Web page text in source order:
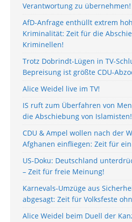
Verantwortung zu übernehmen!
AfD-Anfrage enthüllt extrem
Kriminalität: Zeit für die
Kriminellen!
Trotz Dobrindt-Lügen in TV-
Bepreisung ist größte CDU-
Alice Weidel live im TV!
IS ruft zum Überfahren von
die Abschiebung von Islamisten!
CDU & Ampel wollen nach der
Afghanen einfliegen: Zeit für
US-Doku: Deutschland
– Zeit für freie Meinung!
Karnevals-Umzüge aus
abgesagt: Zeit für Volksfeste
Alice Weidel beim Duell der